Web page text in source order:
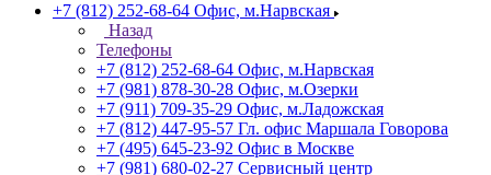
+7 (812) 252-68-64 Офис, м.Нарвская
Назад
Телефоны
+7 (812) 252-68-64 Офис, м.Нарвская
+7 (981) 878-30-28 Офис, м.Озерки
+7 (911) 709-35-29 Офис, м.Ладожская
+7 (812) 447-95-57 Гл. офис Маршала Говорова
+7 (495) 645-23-92 Офис в Москве
+7 (981) 680-02-27 Сервисный центр